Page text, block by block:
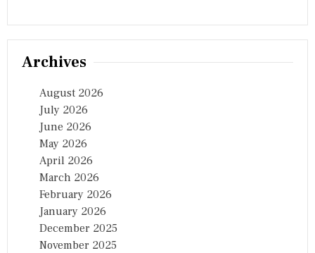
Archives
August 2026
July 2026
June 2026
May 2026
April 2026
March 2026
February 2026
January 2026
December 2025
November 2025